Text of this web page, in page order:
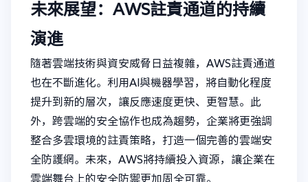
未來展望：AWS註責通道的持續
演進
隨著雲端技術與資安威脅日益複雜，AWS註責通道
也在不斷進化。利用AI與機器學習，將自動化程度
提升到新的層次，讓反應速度更快、更智慧。此
外，跨雲端的安全協作也成為趨勢，企業將更強調
整合多雲環境的註責策略，打造一個完善的雲端安
全防護網。未來，AWS將持續投入資源，讓企業在
雲端舞台上的安全防禦更加周全可靠。